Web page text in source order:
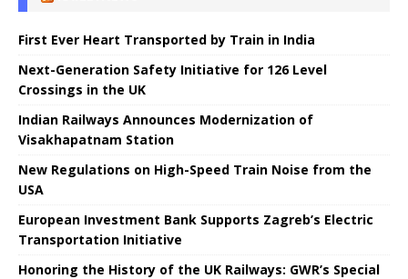
First Ever Heart Transported by Train in India
Next-Generation Safety Initiative for 126 Level
Crossings in the UK
Indian Railways Announces Modernization of
Visakhapatnam Station
New Regulations on High-Speed ​​Train Noise from the
USA
European Investment Bank Supports Zagreb’s Electric
Transportation Initiative
Honoring the History of the UK Railways: GWR’s Special